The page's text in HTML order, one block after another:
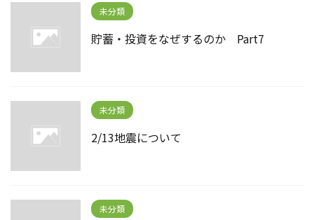
未分類
貯蓄・投資をなぜするのか Part7
未分類
2/13地震について
未分類